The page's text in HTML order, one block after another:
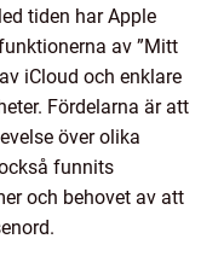
tiden har Apple
av ”Mitt
iCloud och enklare
Fördelarna är att
över olika
funnits
och behovet av att